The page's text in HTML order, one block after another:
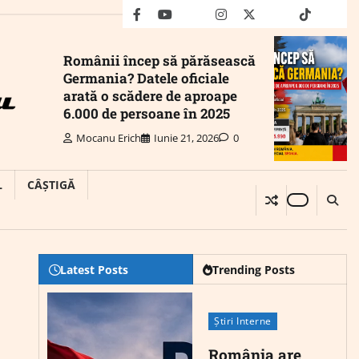
facebookyoutubeMailinstagram
twitter truthtiktok
Românii încep să părăsească
Germania? Datele oficiale
arată o scădere de aproape
6.000 de persoane în 2025
Mocanu Erich Iunie 21, 2026 0
CÂȘTIGĂ
Latest Posts Trending Posts
Știri Interne
România are